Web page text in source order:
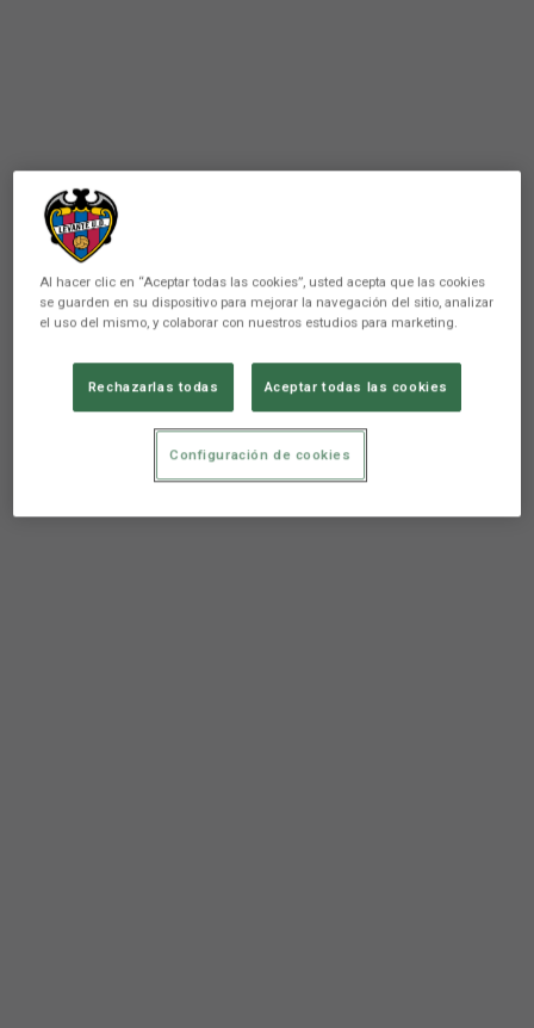
Al hacer clic en “Aceptar todas las cookies”, usted acepta que las cookies
se guarden en su dispositivo para mejorar la navegación del sitio, analizar
el uso del mismo, y colaborar con nuestros estudios para marketing.
Rechazarlas todas Aceptar todas las cookies
Configuración de cookies